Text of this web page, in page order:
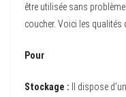
être utilisée sans
coucher. Voici les qualités
Pour
Stockage :
Il dispose